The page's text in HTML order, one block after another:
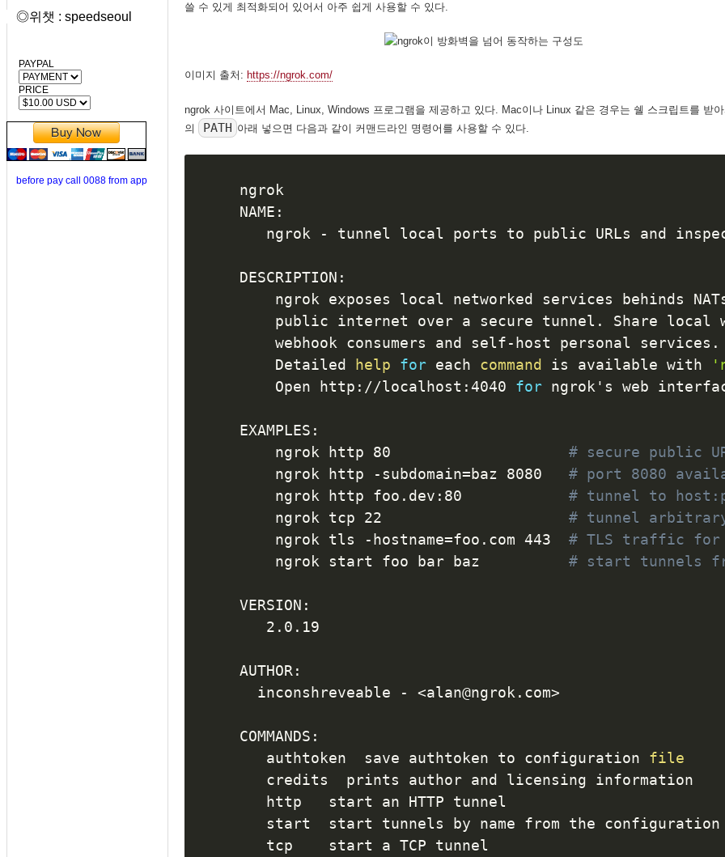
◎위챗 : speedseoul
PAYPAL
PRICE
before pay call 0088 from app
쓸 수 있게 최적화되어 있어서 아주 쉽게 사용할 수 있다.
이미지 출처: https://ngrok.com/
ngrok 사이트에서 Mac, Linux, Windows 프로그램을 제공하고 있다. Mac이나 Linux 같은 경우는 쉘 스크립트를 받
의
PATH 아래 넣으면 다음과 같이 커맨드라인 명령어를 사용할 수 있다.
ngrok
NAME:
ngrok - tunnel local ports to public URLs and
DESCRIPTION:
ngrok exposes local networked services behinds
public internet over a secure tunnel. Share local
    webhook consumers and self-host personal services.
    Detailed
help for each command is available with
    Open http://localhost:4040
for ngrok's web
EXAMPLES:
    ngrok http 80
# secure public
    ngrok http -subdomain
=baz 8080 # port 8080
    ngrok http foo.dev:80
# tunnel to
    ngrok tcp 22
# tunnel
    ngrok tls -hostname
=foo.com 443 # TLS traffic for
    ngrok start foo bar baz
# start tunnels
VERSION:
   2.0.19
AUTHOR:
  inconshreveable -
<alan@ngrok.com>
COMMANDS:
   authtoken  save authtoken to configuration
file
   credits  prints author and licensing information
   http   start an HTTP tunnel
   start  start tunnels by name from the configuration
   tcp    start a TCP tunnel